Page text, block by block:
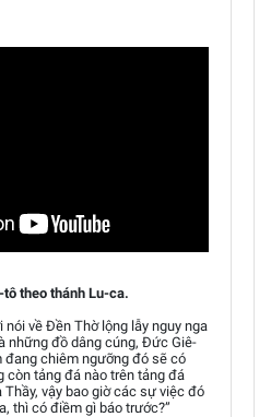
theo thánh Lu-ca.
nói về Đền Thờ lộng lẫy nguy nga
những đồ dâng cúng, Đức Giê-
đang chiêm ngưỡng đó sẽ có
còn tảng đá nào trên tảng đá
Thầy, vậy bao giờ các sự việc đó
thì có điềm gì báo trước?”